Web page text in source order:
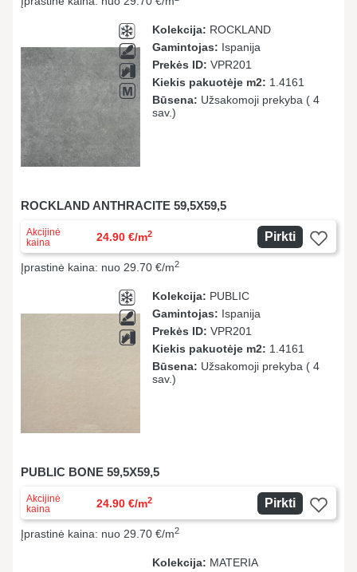
Kolekcija: ROCKLAND
Gamintojas: Ispanija
Prekės ID: VPR201
Kiekis pakuotėje m2: 1.4161
Būsena: Užsakomoji prekyba ( 4
sav.)
ROCKLAND ANTHRACITE 59,5X59,5
Akcijinė
kaina
24.90 €/m2 Pirkti
Įprastinė kaina: nuo 29.70 €/m2
Kolekcija: PUBLIC
Gamintojas: Ispanija
Prekės ID: VPR201
Kiekis pakuotėje m2: 1.4161
Būsena: Užsakomoji prekyba ( 4
sav.)
PUBLIC BONE 59,5X59,5
Akcijinė
kaina
24.90 €/m2 Pirkti
Įprastinė kaina: nuo 29.70 €/m2
Kolekcija: MATERIA